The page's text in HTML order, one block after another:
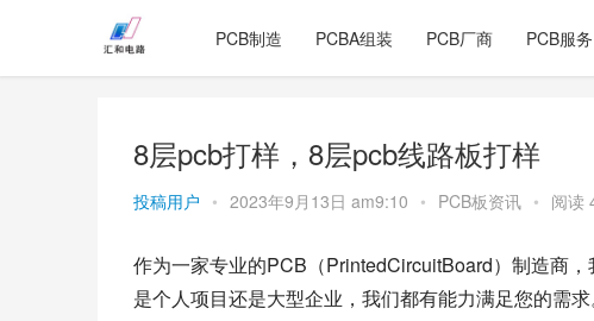
PCB制造 PCBA组装 PCB厂商 PCB服务
8层pcb打样，8层pcb线路板打样
投稿用户 • 2023年9月13日 am9:10 • PCB板资讯 • 阅读
作为一家专业的PCB（PrintedCircuitBoard）制造商
是个人项目还是大型企业，我们都有能力满足您的需求